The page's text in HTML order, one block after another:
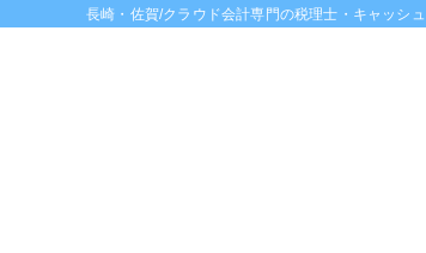
長崎・佐賀/クラウド会計専門の税理士・キャッシ